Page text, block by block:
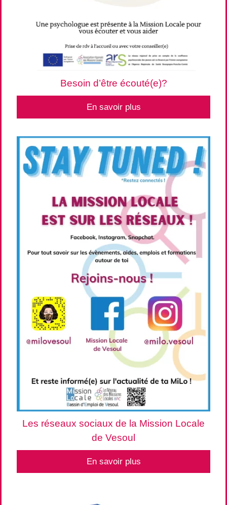
Besoin d’être écouté(e)?
En savoir plus
Les réseaux sociaux de la Mission Locale
de Vesoul
En savoir plus